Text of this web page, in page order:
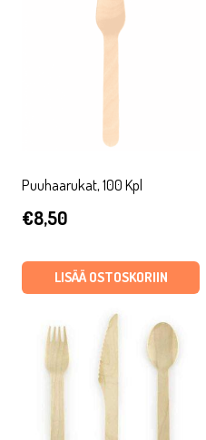
Puuhaarukat, 100 Kpl
€8,50
LISÄÄ OSTOSKORIIN